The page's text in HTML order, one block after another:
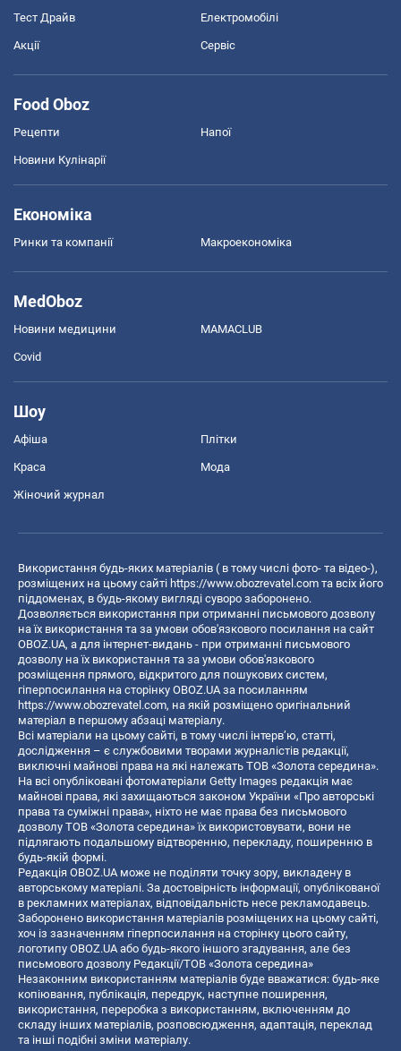
Тест Драйв Електромобілі
Акції Сервіс
Food Oboz
Рецепти Напої
Новини Кулінарії
Економіка
Ринки та компанії Макроекономіка
MedOboz
Новини медицини MAMACLUB
Covid
Шоу
Афіша Плітки
Краса Мода
Жіночий журнал
Використання будь-яких матеріалів ( в тому числі фото- та відео-),
розміщених на цьому сайті https://www.obozrevatel.com та всіх його
піддоменах, в будь-якому вигляді суворо заборонено.
Дозволяється використання при отриманні письмового дозволу
на їх використання та за умови обов'язкового посилання на сайт
OBOZ.UA, а для інтернет-видань - при отриманні письмового
дозволу на їх використання та за умови обов'язкового
розміщення прямого, відкритого для пошукових систем,
гіперпосилання на сторінку OBOZ.UA за посиланням
https://www.obozrevatel.com, на якій розміщено оригінальний
матеріал в першому абзаці матеріалу.
Всі матеріали на цьому сайті, в тому числі інтерв’ю, статті,
дослідження – є службовими творами журналістів редакції,
виключні майнові права на які належать ТОВ «Золота середина».
На всі опубліковані фотоматеріали Getty Images редакція має
майнові права, які захищаються законом України «Про авторські
права та суміжні права», ніхто не має права без письмового
дозволу ТОВ «Золота середина» їх використовувати, вони не
підлягають подальшому відтворенню, перекладу, поширенню в
будь-якій формі.
Редакція OBOZ.UA може не поділяти точку зору, викладену в
авторському матеріалі. За достовірність інформації, опублікованої
в рекламних матеріалах, відповідальність несе рекламодавець.
Заборонено використання матеріалів розміщених на цьому сайті,
хоч із зазначенням гіперпосилання на сторінку цього сайту,
логотипу OBOZ.UA або будь-якого іншого згадування, але без
письмового дозволу Редакції/ТОВ «Золота середина»
Незаконним використанням матеріалів буде вважатися: будь-яке
копiювання, публiкацiя, передрук, наступне поширення,
використання, переробка з використанням, включенням до
складу інших матеріалів, розповсюдження, адаптація, переклад
та інші подібні зміни матеріалу.